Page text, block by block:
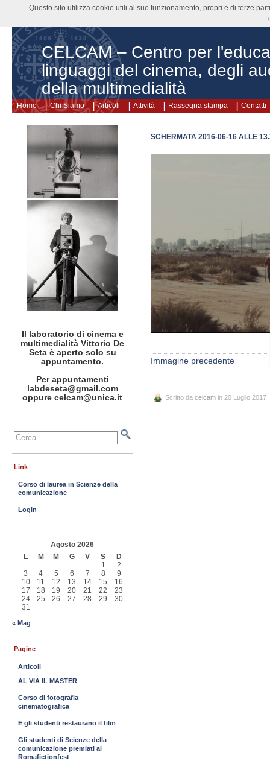
CELCAM – Centro per
linguaggi del cinema, degli
della multimedialità
Home Chi Siamo Articoli Attività Rassegna stampa Contatti
SCHERMATA 2016-06-16 ALLE
Immagine precedente
Scritto da celcam in 20 Luglio 2017
Il laboratorio di cinema e
multimedialità Vittorio De
Seta è aperto solo su
appuntamento.
Per appuntamenti
labdeseta@gmail.com
oppure celcam@unica.it
Link
Corso di laurea in Scienze della
comunicazione
Login
Agosto 2026
L
M M G V S
D
1
2
3
4 5 6 7 8
9
10
11 12 13 14 15
16
17
18 19 20 21 22
23
24
25 26 27 28 29
30
31
« Mag
Pagine
Articoli
AL VIA IL MASTER
Corso di fotografia
cinematografica
E gli studenti restaurano il film
Gli studenti di Scienze della
comunicazione premiati al
Romafictionfest
Questo sito utilizza cookie utili al suo funzionamento, propri e di terze